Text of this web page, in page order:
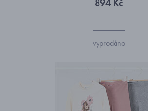
894 Kč
vyprodáno